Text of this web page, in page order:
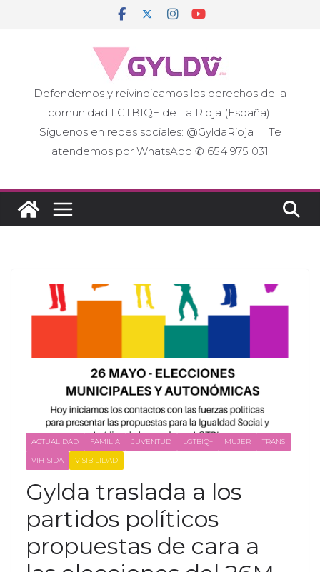
Defendemos y reivindicamos los derechos de la
comunidad LGTBIQ+ de La Rioja (España).
Síguenos en redes sociales: @GyldaRioja | Te
atendemos por WhatsApp ✆ 654 975 031
ACTUALIDAD FAMILIA JUVENTUD LGTBIQ+ MUJER
TRANS
VIH-SIDA
VISIBILIDAD
Gylda traslada a los
partidos políticos
propuestas de cara a